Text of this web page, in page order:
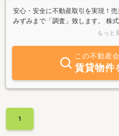
安心・安全に不動産取引を実現！
みずみまで「調査」致します。 株
取引士」がお客様をご担当いたし
を！」をモットーに地域の皆様に
います。不動産のことなら何でも
もっと
この不動産
賃貸物件
1